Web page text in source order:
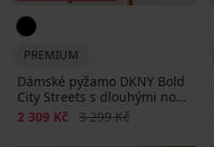
PREMIUM
Dámské pyžamo DKNY Bold
City Streets s dlouhými no...
Sleva
2 309 Kč Původní cena
3 299 Kč